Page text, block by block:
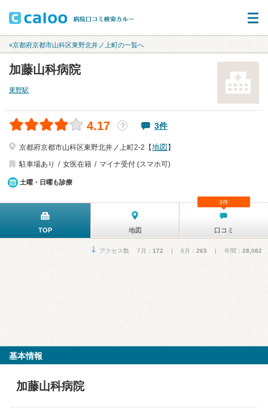
«京都府京都市山科区東野北井ノ上町の一覧へ
加藤山科病院
東野駅
4.17 ？ 3件
京都府京都市山科区東野北井ノ上町2-2【地図 】
駐車場あり
女医在籍 マイナ受付 (スマホ可)
土曜・日曜も診療
TOP 地図 口コミ
3件
アクセス数 7月： 172 | 6月： 265 | 年間： 28,082
基本情報
加藤山科病院